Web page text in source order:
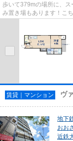
歩いて379mの場所に、
み置き場もあります！こ
兼ね備えた、2020年築の
賃貸｜マンション ヴ
地下
おお
近鉄